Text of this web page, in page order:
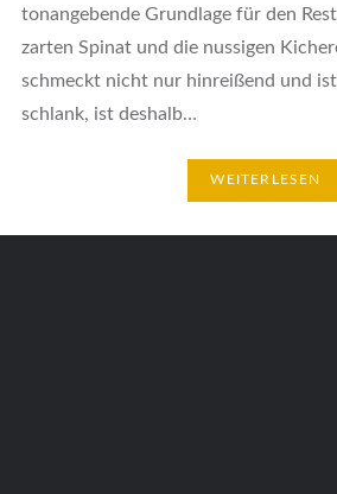
tonangebende Grundlage für den
zarten Spinat und die nussigen
schmeckt nicht nur hinreißend und
schlank, ist deshalb…
WEITERLESEN